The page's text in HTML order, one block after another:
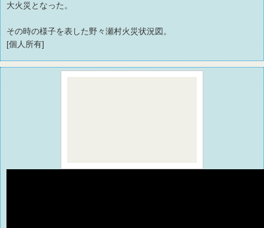
大火災となった。
その時の様子を表した野々瀬村火災状況図。
[個人所有]